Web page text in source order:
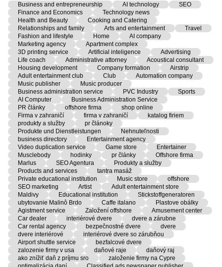
Business and entrepreneurship AI technology
SEO
Finance and Economics
Technology news
Health and Beauty
Cooking and Catering
Relationships and family
Arts and entertainment
Travel
Fashion and lifestyle
Home
AI company
Marketing agency
Apartment complex
3D printing service
Artificial inteligence
Advertising
Life coach
Administrative attorney
Acoustical consultant
Housing development
Company formation
Airstrip
Adult entertainment club
Club
Automation company
Music publisher
Music producer
Business administration service
PVC Industry
Sports
AI Computer
Business Administration Service
PR články
offshore firma
shop online
Firma v zahraničí
firma v zahraničí
katalog firiem
produkty a služby
pr článoky
Produkte und Dienstleistungen
Nehnuteľnosti
business directory
Entertainment agency
Video duplication service
Game store
Entertainer
Musclebody
hodinky pr články
Offshore firma
Marlus
SEO Agentura
Produkty a služby
Products and services
tantra masáž
Private educational institution
Music store
offshore
SEO marketing
Artist
Adult entertainment store
Maldivy
Educational institution
Stickstoffgeneratoren
ubytovanie Malinô Brdo
Caffe italano
Plastove obálky
Agistment service
Založení offshore
Amusement center
Car dealer
interiérové dvere
dvere a zárubne
Car rental agency
bezpečnostné dvere
dvere
dvere interiérové
interiérové dvere so zárubňou
Airport shuttle service
bezfalcové dvere
zalozenie firmy v usa
daňové raje
daňový raj
ako znížiť daň z príjmu sro
založenie firmy na Cypre